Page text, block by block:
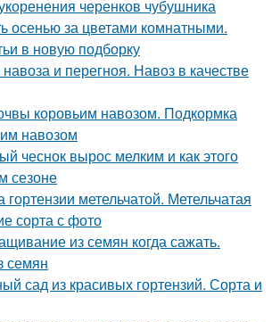
черенков чубушника
осенью за цветами комнатными.
в новую подборку
и перегноя. Навоз в качестве
коровьим навозом. Подкормка
навозом
чеснок вырос мелким и как этого
сезоне
метельчатой. Метельчатая
сорта с фото
из семян когда сажать.
семян
сад из красивых гортензий. Сорта и